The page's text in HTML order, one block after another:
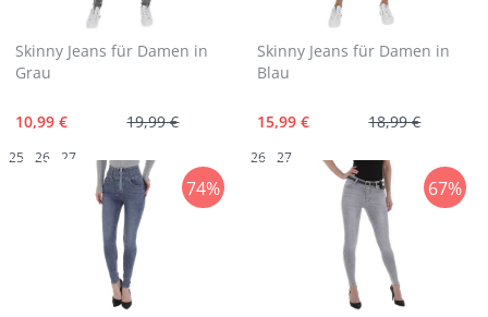
Skinny Jeans für Damen in
Grau
19,99 €
10,99 €
25 26 27
Skinny Jeans für Damen in
Blau
18,99 €
15,99 €
26 27
74% 67%